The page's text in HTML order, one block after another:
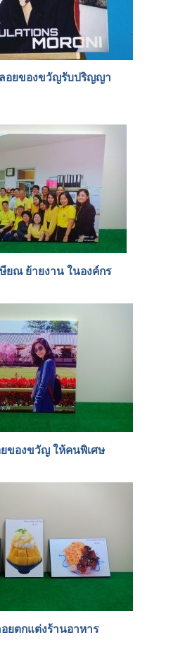
อยของขวัญรับปริญญา
ยณ ย้ายงาน ในองค์กร
ของขวัญ ให้คนพิเศษ
ยตกแต่งร้านอาหาร